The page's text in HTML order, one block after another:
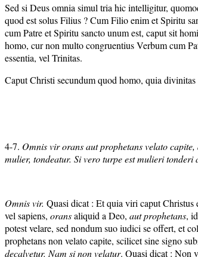
Sed si Deus omnia simul tria hic intelligitur,
quod est solus Filius ? Cum Filio enim et Spiritu
cum Patre et Spiritu sancto unum est, caput sit
homo, cur non multo congruentius Verbum cum
essentia, vel Trinitas.
Caput Christi secundum quod homo, quia
4-7. Omnis vir orans aut prophetans velato
mulier, tondeatur. Si vero turpe est mulieri
Omnis vir. Quasi dicat : Et quia viri caput Christus
vel sapiens, oransaliquid a Deo, aut prophetans,
potest velare, sed nondum suo iudici se offert, et
prophetans non velato capite, scilicet sine signo
decalvetur. Nam si non velatur. Quasi dicat : Non